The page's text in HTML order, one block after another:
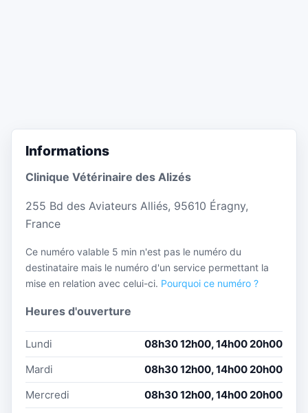
Informations
Clinique Vétérinaire des Alizés
255 Bd des Aviateurs Alliés, 95610 Éragny,
France
Ce numéro valable 5 min n'est pas le numéro du
destinataire mais le numéro d'un service permettant la
mise en relation avec celui-ci. Pourquoi ce numéro ?
Heures d'ouverture
Lundi
08h30 12h00, 14h00 20h00
Mardi
08h30 12h00, 14h00 20h00
Mercredi
08h30 12h00, 14h00 20h00